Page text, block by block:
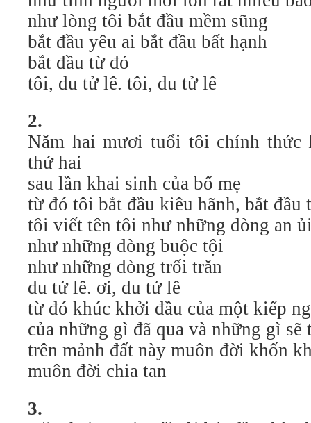
như lòng tôi bắt đầu mềm sũng
bắt đầu yêu ai bắt đầu bất hạnh
bắt đầu từ đó
tôi, du tử lê. tôi, du tử lê
2.
Năm hai mươi tuổi tôi chính thức
thứ hai
sau lần khai sinh của bố mẹ
từ đó tôi bắt đầu kiêu hãnh, bắt đầu
tôi viết tên tôi như những dòng an
như những dòng buộc tội
như những dòng trối trăn
du tử lê. ơi, du tử lê
từ đó khúc khởi đầu của một kiếp
của những gì đã qua và những gì sẽ
trên mảnh đất này muôn đời khốn
muôn đời chia tan
3.